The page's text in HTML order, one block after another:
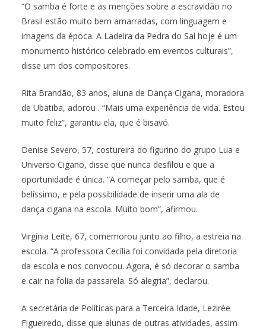
“O samba é forte e as menções sobre a escravidão no
Brasil estão muito bem amarradas, com linguagem e
imagens da época. A Ladeira da Pedra do Sal hoje é um
monumento histórico celebrado em eventos culturais”,
disse um dos compositores.
Rita Brandão, 83 anos, aluna de Dança Cigana, moradora
de Ubatiba, adorou . “Mais uma experiência de vida. Estou
muito feliz”, garantiu ela, que é bisavó.
Denise Severo, 57, costureira do figurino do grupo Lua e
Universo Cigano, disse que nunca desfilou e que a
oportunidade é única. “A começar pelo samba, que é
belíssimo, e pela possibilidade de inserir uma ala de
dança cigana na escola. Muito bom”, afirmou.
Virgínia Leite, 67, comemorou junto ao filho, a estreia na
escola. “A professora Cecília foi convidada pela diretoria
da escola e nos convocou. Agora, é só decorar o samba
e cair na folia da passarela. Só alegria”, declarou.
A secretária de Políticas para a Terceira Idade, Lezirée
Figueiredo, disse que alunas de outras atividades, assim